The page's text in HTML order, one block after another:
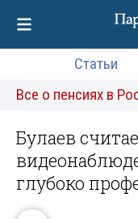
Статьи
Все о пенсиях в
Булаев
глубоко